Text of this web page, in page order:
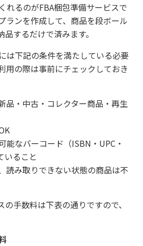
れるのがFBA梱包準備サービスで
ランを作成して、商品を段ボール
するだけで済みます。
は下記の条件を満たしている必要
用の際は事前にチェックしておき
品・中古・コレクター商品・再生
能なバーコード（ISBN・UPC・
いること
読み取りできない状態の商品は不
手数料は下表の通りですので、